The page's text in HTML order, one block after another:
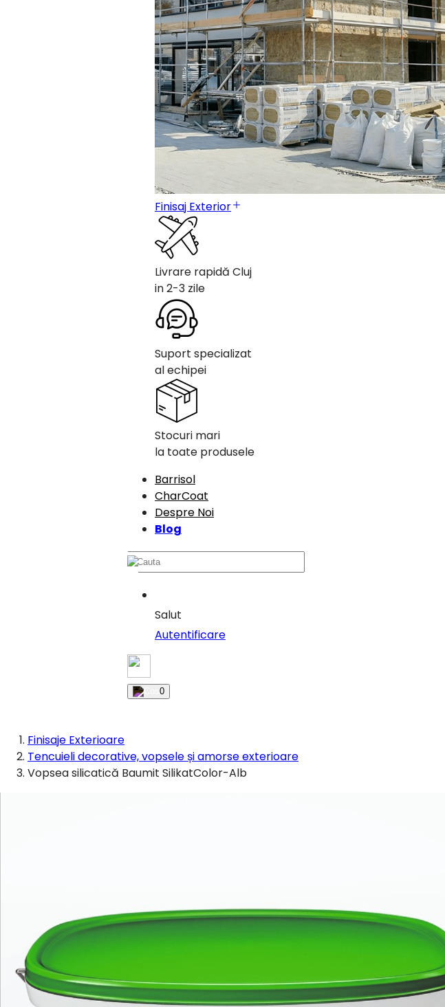
Finisaj Exterior
Livrare rapidă Cluj
in 2-3 zile
Suport specializat
al echipei
Stocuri mari
la toate produsele
Barrisol
CharCoat
Despre Noi
Blog
Salut
Autentificare
0
Finisaje Exterioare
Tencuieli decorative, vopsele și amorse exterioare
Vopsea silicatică Baumit SilikatColor-Alb